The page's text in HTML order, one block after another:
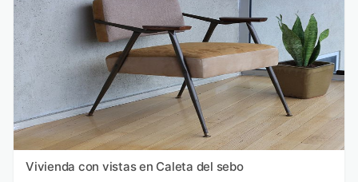
Vivienda con vistas en Caleta del sebo